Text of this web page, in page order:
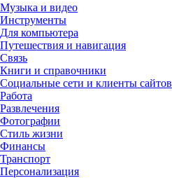
Музыка и видео
Инструменты
Для компьютера
Путешествия и навигация
Связь
Книги и справочники
Социальные сети и клиенты сайтов
Работа
Развлечения
Фотографии
Стиль жизни
Финансы
Транспорт
Персонализация